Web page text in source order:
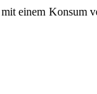
einem